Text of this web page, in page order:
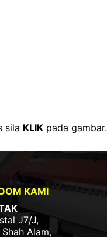
sila KLIKpada gambar.
KAMI
J7/J,
Alam,